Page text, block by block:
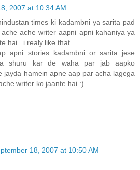
2007 at 10:34 AM
times ki kadambni ya sarita pad
ache writer aapni apni kahaniya ya
hai . i realy like that
apni stories kadambni or sarita jese
shuru kar de waha par jab aapko
jayda hamein apne aap par acha lagega
writer ko jaante hai :)
18, 2007 at 10:50 AM